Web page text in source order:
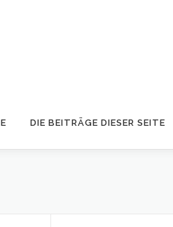
DIE BEITRÄGE DIESER SEITE